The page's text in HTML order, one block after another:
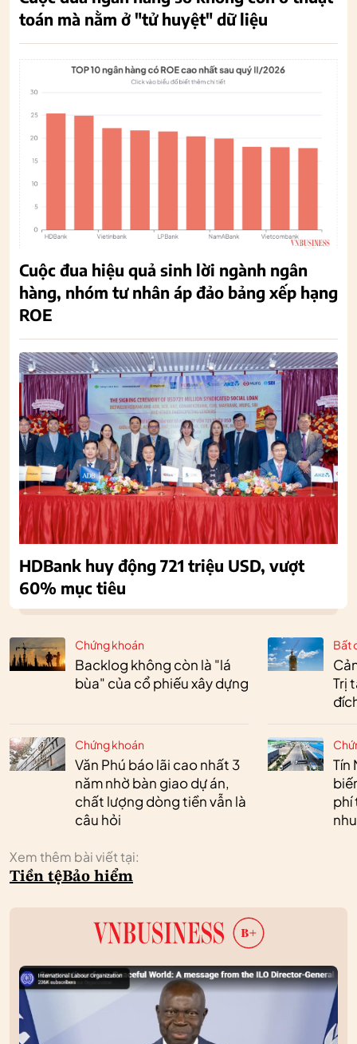
Chứng khoán
Backlog không còn là "lá
bùa" của cổ phiếu xây dựng
Chứng khoán
Văn Phú báo lãi cao nhất 3
năm nhờ bàn giao dự án,
chất lượng dòng tiền vẫn là
câu hỏi
Bất
Trị
Tín
phí
Xem thêm bài viết tại:
Tiền tệBảo hiểm
toán mà nằm ở "tử huyệt" dữ liệu
Cuộc đua hiệu quả sinh lời ngành ngân
hàng, nhóm tư nhân áp đảo bảng xếp hạng
ROE
HDBank huy động 721 triệu USD, vượt
60% mục tiêu